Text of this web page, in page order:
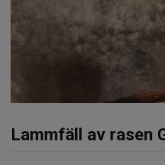
Lammfäll av rasen